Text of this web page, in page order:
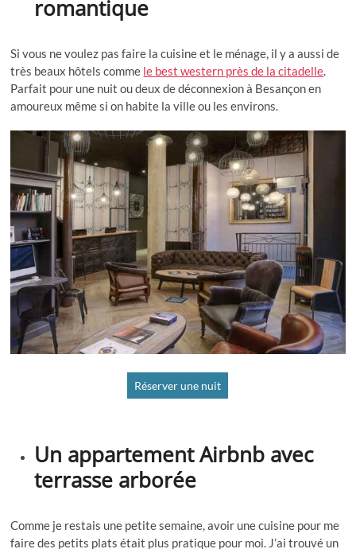
romantique
Si vous ne voulez pas faire la cuisine et le ménage, il y a aussi de
très beaux hôtels comme le best western près de la citadelle.
Parfait pour une nuit ou deux de déconnexion à Besançon en
amoureux même si on habite la ville ou les environs.
Réserver une nuit
Un appartement Airbnb avec
terrasse arborée
Comme je restais une petite semaine, avoir une cuisine pour me
faire des petits plats était plus pratique pour moi. J’ai trouvé un